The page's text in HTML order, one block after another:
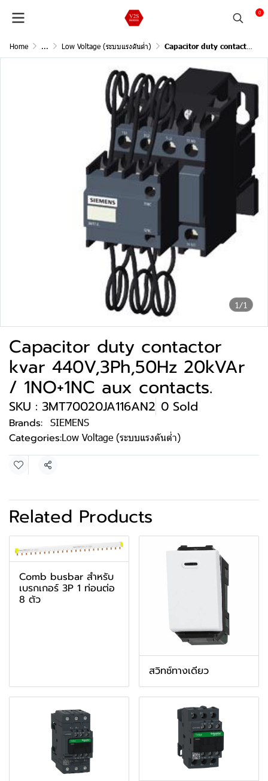
0
Home ... Low Voltage (ระบบแรงดันต่ำ) Capacitor duty contactor kvar 440V,3Ph,50Hz 20kVAr / 1NO+1NC aux contacts.
1/1
Capacitor duty contactor
kvar 440V,3Ph,50Hz 20kVAr
/ 1NO+1NC aux contacts.
SKU : 3MT70020JA116AN2 0 Sold
Brands: SIEMENS
Categories:Low Voltage (ระบบแรงดันต่ำ)
Share
Related Products
Comb busbar สำหรับ
เบรกเกอร์ 3P 1 ท่อนต่อ
8 ตัว
สวิทช์ทางเดียว